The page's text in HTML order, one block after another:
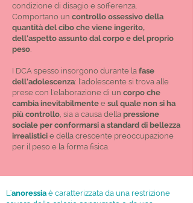
condizione di disagio e sofferenza.
Comportano un controllo ossessivo della
quantità del cibo che viene ingerito,
dell'aspetto assunto dal corpo e del proprio
peso.
I DCA spesso insorgono durante la fase
dell'adolescenza: l'adolescente si trova alle
prese con l'elaborazione di un corpo che
cambia inevitabilmente e sul quale non si ha
più controllo, sia a causa della pressione
sociale per conformarsi a standard di bellezza
irrealistici e della crescente preoccupazione
per il peso e la forma fisica.
L'anoressia è caratterizzata da una restrizione